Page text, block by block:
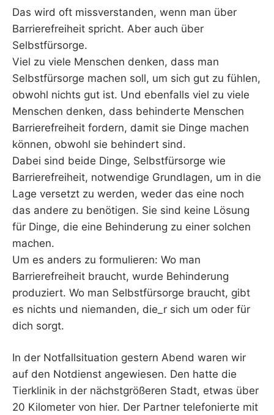
Das wird oft missverstanden, wenn man über
Barrierefreiheit spricht. Aber auch über
Selbstfürsorge.
Viel zu viele Menschen denken, dass man
Selbstfürsorge machen soll, um sich gut zu fühlen,
obwohl nichts gut ist. Und ebenfalls viel zu viele
Menschen denken, dass behinderte Menschen
Barrierefreiheit fordern, damit sie Dinge machen
können, obwohl sie behindert sind.
Dabei sind beide Dinge, Selbstfürsorge wie
Barrierefreiheit, notwendige Grundlagen, um in die
Lage versetzt zu werden, weder das eine noch
das andere zu benötigen. Sie sind keine Lösung
für Dinge, die eine Behinderung zu einer solchen
machen.
Um es anders zu formulieren: Wo man
Barrierefreiheit braucht, wurde Behinderung
produziert. Wo man Selbstfürsorge braucht, gibt
es nichts und niemanden, die_r sich um oder für
dich sorgt.
In der Notfallsituation gestern Abend waren wir
auf den Notdienst angewiesen. Den hatte die
Tierklinik in der nächstgrößeren Stadt, etwas über
20 Kilometer von hier. Der Partner telefonierte mit